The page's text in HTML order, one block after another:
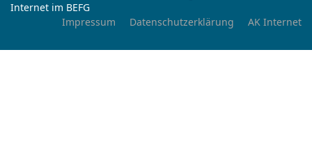
Internet im BEFG
Impressum
Datenschutzerklärung AK Internet